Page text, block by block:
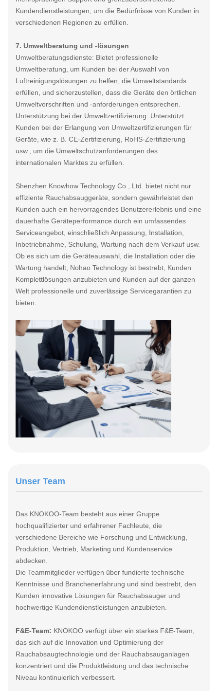
Kundendienstleistungen, um die Bedürfnisse von Kunden in
verschiedenen Regionen zu erfüllen.
7. Umweltberatung und -lösungen
Umweltberatungsdienste: Bietet professionelle
Umweltberatung, um Kunden bei der Auswahl von
Luftreinigungslösungen zu helfen, die Umweltstandards
erfüllen, und sicherzustellen, dass die Geräte den örtlichen
Umweltvorschriften und -anforderungen entsprechen.
Unterstützung bei der Umweltzertifizierung: Unterstützt
Kunden bei der Erlangung von Umweltzertifizierungen für
Geräte, wie z. B. CE-Zertifizierung, RoHS-Zertifizierung
usw., um die Umweltschutzanforderungen des
internationalen Marktes zu erfüllen.
Shenzhen Knowhow Technology Co., Ltd. bietet nicht nur
effiziente Rauchabsauggeräte, sondern gewährleistet den
Kunden auch ein hervorragendes Benutzererlebnis und eine
dauerhafte Geräteperformance durch ein umfassendes
Serviceangebot, einschließlich Anpassung, Installation,
Inbetriebnahme, Schulung, Wartung nach dem Verkauf usw.
Ob es sich um die Geräteauswahl, die Installation oder die
Wartung handelt, Nohao Technology ist bestrebt, Kunden
Komplettlösungen anzubieten und Kunden auf der ganzen
Welt professionelle und zuverlässige Servicegarantien zu
bieten.
Unser Team
Das KNOKOO-Team besteht aus einer Gruppe
hochqualifizierter und erfahrener Fachleute, die
verschiedene Bereiche wie Forschung und Entwicklung,
Produktion, Vertrieb, Marketing und Kundenservice
abdecken.
Die Teammitglieder verfügen über fundierte technische
Kenntnisse und Branchenerfahrung und sind bestrebt, den
Kunden innovative Lösungen für Rauchabsauger und
hochwertige Kundendienstleistungen anzubieten.
F&E-Team: KNOKOO verfügt über ein starkes F&E-Team,
das sich auf die Innovation und Optimierung der
Rauchabsaugtechnologie und der Rauchabsauganlagen
konzentriert und die Produktleistung und das technische
Niveau kontinuierlich verbessert.